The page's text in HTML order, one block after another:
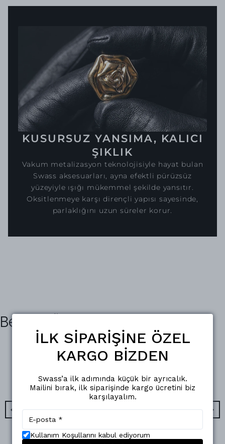
KUSURSUZ YANSIMA, KALICI
ŞIKLIK
Vakum metalizasyon teknolojisiyle hayat bulan
Swass aksesuarları, ayna efektli pürüzsüz
yüzeyiyle ışığı mükemmel şekilde yansıtır.
Oksitlenmeye karşı dirençli yapısı sayesinde,
parlaklığını uzun süreler korur.
Benzer Ürünler
İLK SİPARİŞİNE ÖZEL
KARGO BİZDEN
Swass’a ilk adımında küçük bir ayrıcalık.
Mailini bırak, ilk siparişinde kargo ücretini biz
karşılayalım.
Kullanım Koşullarını kabul ediyorum